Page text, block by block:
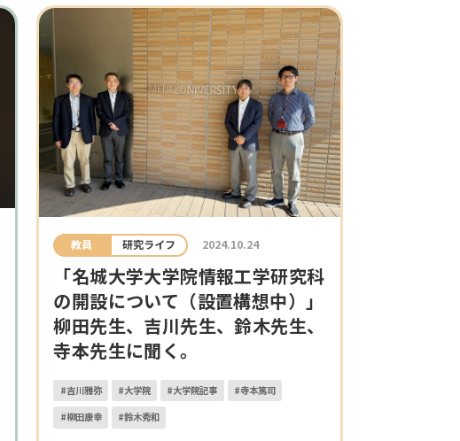
教員 研究ライフ 2024.10.24
「名城大学大学院情報工学研究科
の開設について（設置構想中）」
柳田先生、吉川先生、鈴木先生、
寺本先生に聞く。
#吉川雅弥 #大学院 #大学院記事 #寺本篤司
#柳田康幸 #鈴木秀和